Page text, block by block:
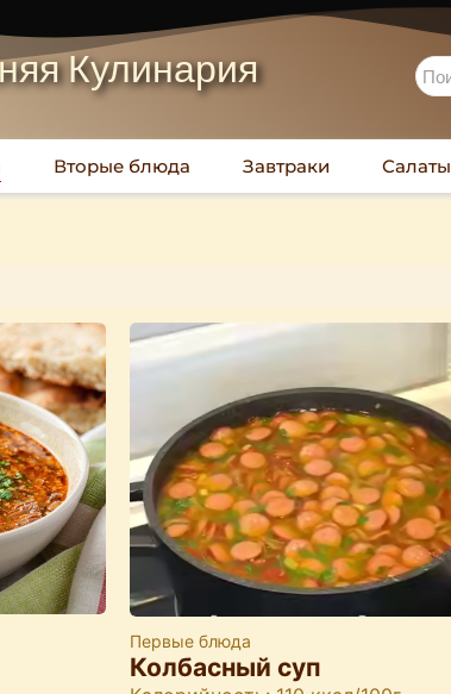
Кулинария
Вторые блюда Завтраки Салаты
Первые блюда
Колбасный суп